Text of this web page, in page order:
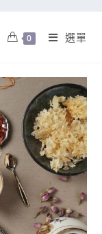
0 選單